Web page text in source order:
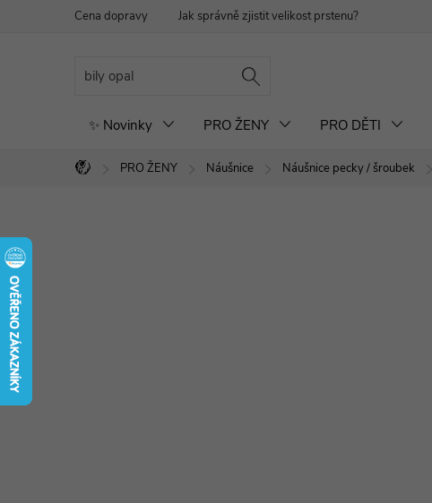
Cena dopravy Jak správně zjistit velikost prstenu?
✨ Novinky PRO ŽENY PRO DĚTI
Domů
PRO ŽENY Náušnice Náušnice pecky / šroubek